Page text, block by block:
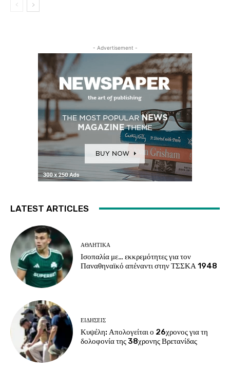
- Advertisement -
LATEST ARTICLES
ΑΘΛΗΤΙΚΑ
Ισοπαλία με… εκκρεμότητες για τον
Παναθηναϊκό απέναντι στην ΤΣΣΚΑ 1948
ΕΙΔΗΣΕΙΣ
Κυψέλη: Απολογείται ο 26χρονος για τη
δολοφονία της 38χρονης Βρετανίδας